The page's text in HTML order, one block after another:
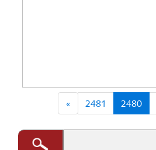
2480
2481
»